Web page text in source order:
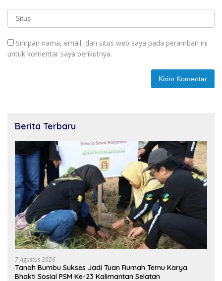
Simpan nama, email, dan situs web saya pada peramban ini
untuk komentar saya berikutnya.
Berita Terbaru
7 Agustus 2026
Tanah Bumbu Sukses Jadi Tuan Rumah Temu Karya
Bhakti Sosial PSM Ke-23 Kalimantan Selatan